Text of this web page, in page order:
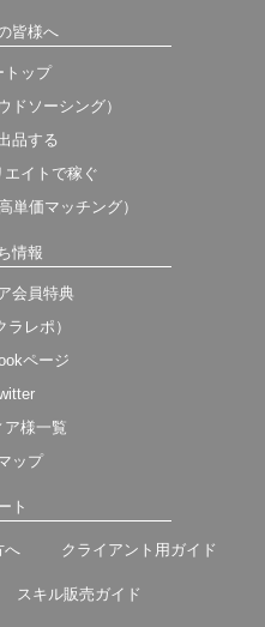
皆様へ
トップ
ドソーシング）
品する
イトで稼ぐ
単価マッチング）
情報
会員特典
レポ）
ページ
ア様一覧
ップ
ト
へ クライアント用ガイド
スキル販売ガイド